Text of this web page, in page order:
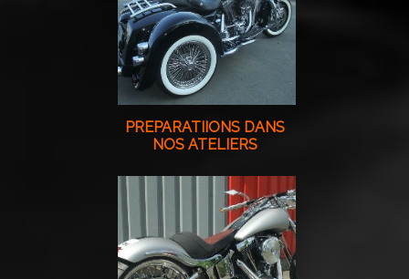
PREPARATIIONS DANS
NOS ATELIERS